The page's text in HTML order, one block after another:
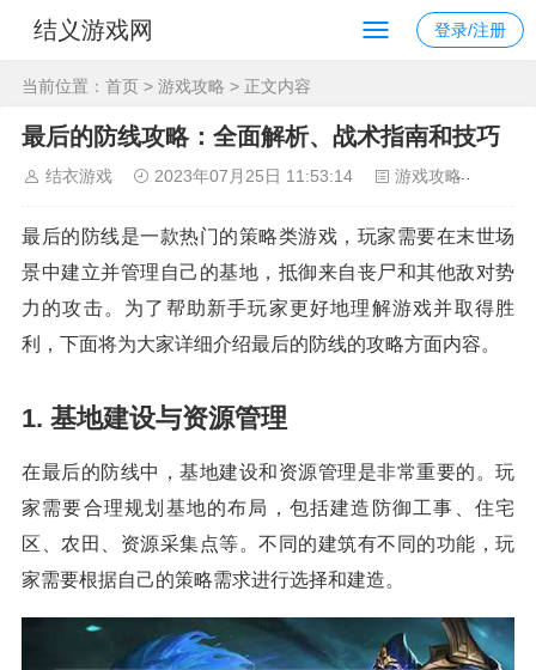
结义游戏网 登录/注册
当前位置： 首页 > 游戏攻略 > 正文内容
最后的防线攻略：全面解析、战术指南和技巧
结衣游戏 2023年07月25日 11:53:14 游戏攻略
最后的防线是一款热门的策略类游戏，玩家需要在末世场
景中建立并管理自己的基地，抵御来自丧尸和其他敌对势
力的攻击。为了帮助新手玩家更好地理解游戏并取得胜
利，下面将为大家详细介绍最后的防线的攻略方面内容。
1. 基地建设与资源管理
在最后的防线中，基地建设和资源管理是非常重要的。玩
家需要合理规划基地的布局，包括建造防御工事、住宅
区、农田、资源采集点等。不同的建筑有不同的功能，玩
家需要根据自己的策略需求进行选择和建造。